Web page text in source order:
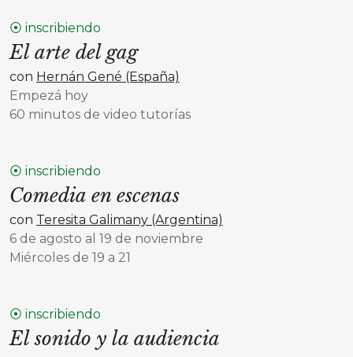
⦿ inscribiendo
El arte del gag
con Hernán Gené (España)
Empezá hoy
60 minutos de video tutorías
⦿ inscribiendo
Comedia en escenas
con Teresita Galimany (Argentina)
6 de agosto al 19 de noviembre
Miércoles de 19 a 21
⦿ inscribiendo
El sonido y la audiencia